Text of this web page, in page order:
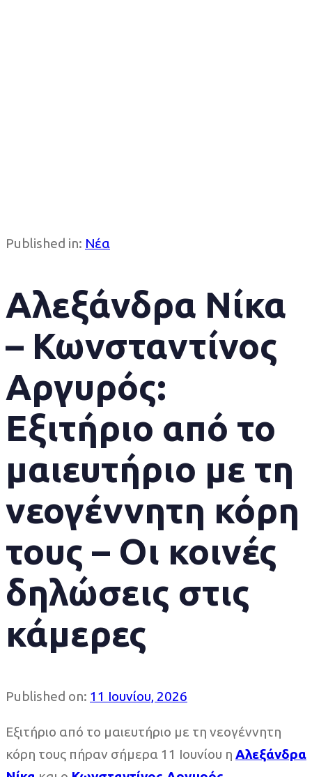
Published in: Νέα
Αλεξάνδρα Νίκα
– Κωνσταντίνος
Αργυρός:
Εξιτήριο από το
μαιευτήριο με τη
νεογέννητη κόρη
τους – Οι κοινές
δηλώσεις στις
κάμερες
Published on: 11 Ιουνίου, 2026
Εξιτήριο από το μαιευτήριο με τη νεογέννητη
κόρη τους πήραν σήμερα 11 Ιουνίου η Αλεξάνδρα